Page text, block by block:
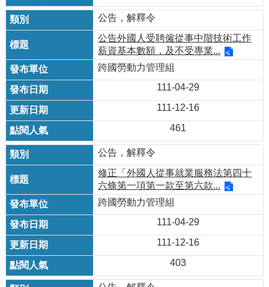
公告，解釋令
公告外國人受聘僱從事中階技術工作
薪資基本數額，及不受專業...
跨國勞動力管理組
111-04-29
111-12-16
461
公告，解釋令
修正「外國人從事就業服務法第四十
六條第一項第一款至第六款...
跨國勞動力管理組
111-04-29
111-12-16
403